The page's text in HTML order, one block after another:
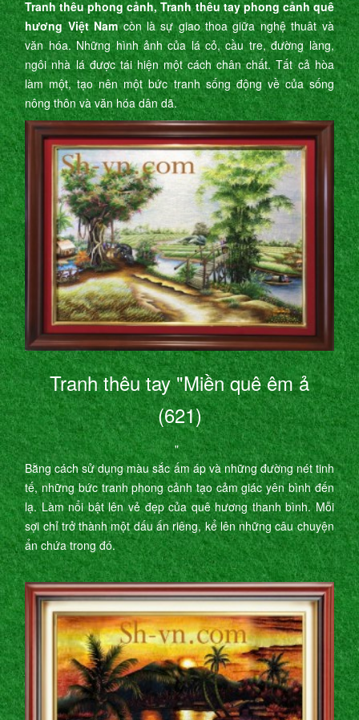
Tranh thêu phong cảnh, Tranh thêu tay phong cảnh quê
hương Việt Namcòn là sự giao thoa giữa nghệ thuât và
văn hóa. Những hình ảnh của lá cỏ, cầu tre, đường làng,
ngôi nhà lá được tái hiện một cách chân chất. Tất cả hòa
làm một, tạo nên một bức tranh sống động về của sống
nông thôn và văn hóa dân dã.
Tranh thêu tay "Miền quê êm ả
(621)
"
Bằng cách sử dụng màu sắc ấm áp và những đường nét tinh
tế, những bức tranh phong cảnh tạo cảm giác yên bình đến
lạ. Làm nổi bật lên vẻ đẹp của quê hương thanh bình. Mỗi
sợi chỉ trở thành một dấu ấn riêng, kể lên những câu chuyện
ẩn chứa trong đó.